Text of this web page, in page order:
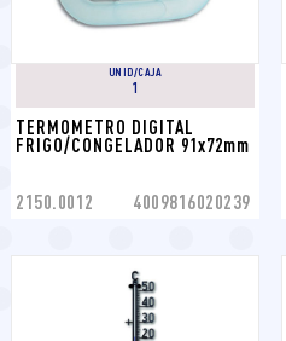
UNID/CAJA
1
TERMOMETRO DIGITAL
FRIGO/CONGELADOR 91x72mm
2150.0012 4009816020239